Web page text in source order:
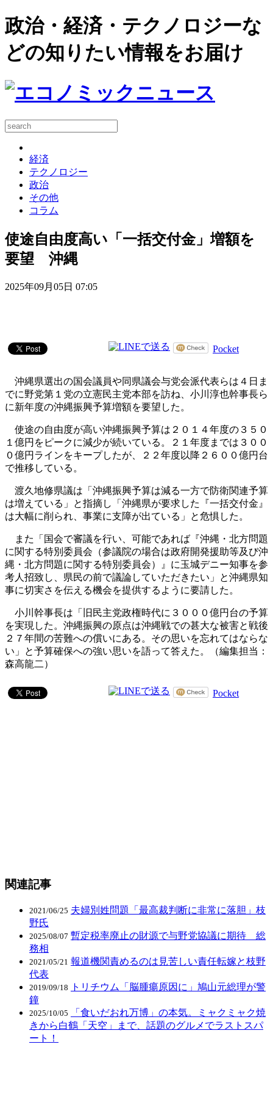
政治・経済・テクノロジーな
どの知りたい情報をお届け
経済
テクノロジー
政治
その他
コラム
使途自由度高い「一括交付金」増額を
要望 沖縄
2025年09月05日 07:05
Pocket
沖縄県選出の国会議員や同県議会与党会派代表らは４日ま
でに野党第１党の立憲民主党本部を訪ね、小川淳也幹事長ら
に新年度の沖縄振興予算増額を要望した。
使途の自由度が高い沖縄振興予算は２０１４年度の３５０
１億円をピークに減少が続いている。２１年度までは３００
０億円ラインをキープしたが、２２年度以降２６００億円台
で推移している。
渡久地修県議は「沖縄振興予算は減る一方で防衛関連予算
は増えている」と指摘し「沖縄県が要求した『一括交付金』
は大幅に削られ、事業に支障が出ている」と危惧した。
また「国会で審議を行い、可能であれば『沖縄・北方問題
に関する特別委員会（参議院の場合は政府開発援助等及び沖
縄・北方問題に関する特別委員会）』に玉城デニー知事を参
考人招致し、県民の前で議論していただきたい」と沖縄県知
事に切実さを伝える機会を提供するように要請した。
小川幹事長は「旧民主党政権時代に３０００億円台の予算
を実現した。沖縄振興の原点は沖縄戦での甚大な被害と戦後
２７年間の苦難への償いにある。その思いを忘れてはならな
い」と予算確保への強い思いを語って答えた。（編集担当：
森高龍二）
Pocket
関連記事
2021/06/25 夫婦別姓問題「最高裁判断に非常に落胆」枝
野氏
2025/08/07 暫定税率廃止の財源で与野党協議に期待 総
務相
2021/05/21 報道機関責めるのは見苦しい責任転嫁と枝野
代表
2019/09/18
トリチウム「脳腫瘍原因に」鳩山元総理が警
鐘
2025/10/05
「食いだおれ万博」の本気。ミャクミャク焼
きから白鶴「天空」まで、話題のグルメでラストスパ
ート！